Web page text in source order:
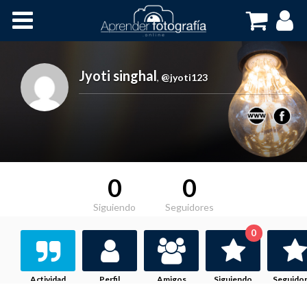
Cursos OnLine
Jyoti singhal, @jyoti123
0
Siguiendo
0
Seguidores
Actividad Perfil Amigos Siguiendo
0